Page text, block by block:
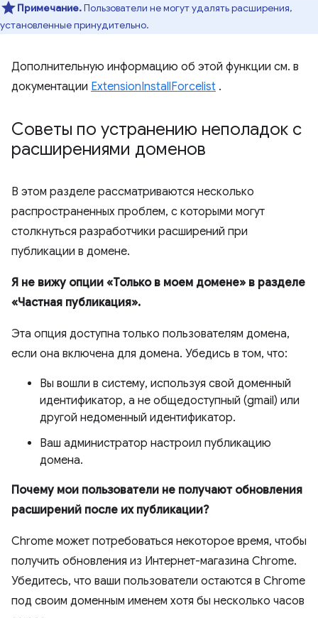
Примечание.Пользователи не могут удалять расширения,
установленные принудительно.
Дополнительную информацию об этой функции см. в
документации ExtensionInstallForcelist .
Советы по устранению неполадок с
расширениями доменов
В этом разделе рассматриваются несколько
распространенных проблем, с которыми могут
столкнуться разработчики расширений при
публикации в домене.
Я не вижу опции «Только в моем домене» в разделе
«Частная публикация».
Эта опция доступна только пользователям домена,
если она включена для домена. Убедись в том, что:
Вы вошли в систему, используя свой доменный
идентификатор, а не общедоступный (gmail) или
другой недоменный идентификатор.
Ваш администратор настроил публикацию
домена.
Почему мои пользователи не получают обновления
расширений после их публикации?
Chrome может потребоваться некоторое время, чтобы
получить обновления из Интернет-магазина Chrome.
Убедитесь, что ваши пользователи остаются в Chrome
под своим доменным именем хотя бы несколько часов